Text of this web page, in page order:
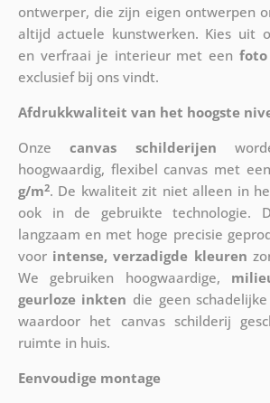
ontwerper, die zijn eigen ontwerpen
altijd actuele kunstwerken. Kies uit
en verfraai je interieur met een foto
exclusief bij ons vindt.
Afdrukkwaliteit van het hoogste
Onzecanvas schilderijen
hoogwaardig, flexibel canvas met
g/m2. De kwaliteit zit niet alleen in
ook in de gebruikte technologie.
langzaam en met hoge precisie
voor intense, verzadigde kleuren
We gebruiken hoogwaardige,
geurloze inkten die geen
waardoor het canvas schilderij
ruimte in huis.
Eenvoudige montage